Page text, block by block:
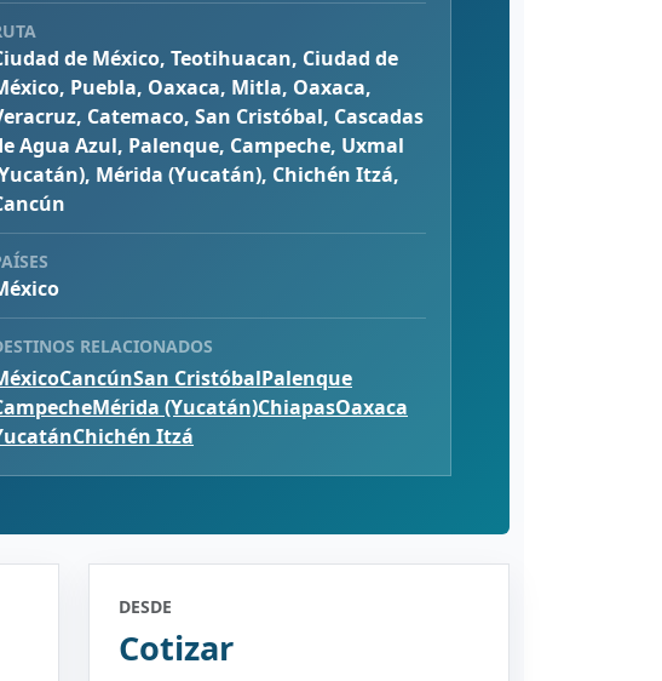
de México, Teotihuacan, Ciudad de
Puebla, Oaxaca, Mitla, Oaxaca,
Catemaco, San Cristóbal, Cascadas
Agua Azul, Palenque, Campeche, Uxmal
Mérida (Yucatán), Chichén Itzá,
RELACIONADOS
CancúnSan CristóbalPalenque
Mérida (Yucatán)ChiapasOaxaca
Chichén Itzá
DESDE
Cotizar